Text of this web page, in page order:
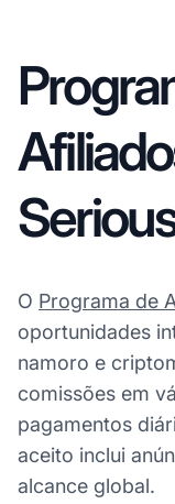
O Programa de
oportunidades
namoro e
comissões em
pagamentos
aceito inclui
alcance global.